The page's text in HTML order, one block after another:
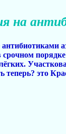
на
теперь? это